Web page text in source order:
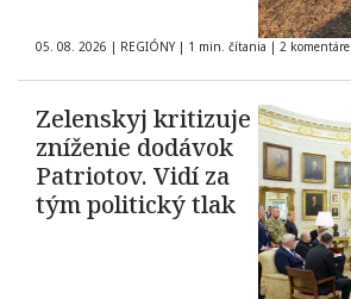
05. 08. 2026 | REGIÓNY | 1 min. čítania | 2 komentáre
Zelenskyj kritizuje
zníženie dodávok
Patriotov. Vidí za
tým politický tlak